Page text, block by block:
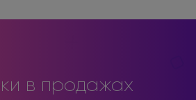
в продажах